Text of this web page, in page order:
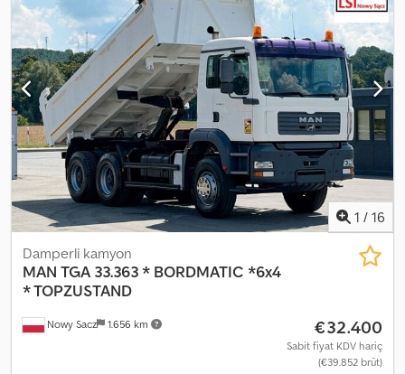
1 / 16
Nowy Sacz 1.656 km
Damperli kamyon
MAN TGA 33.363 * BORDMATIC *6x4
* TOPZUSTAND
€32.400
Sabit fiyat KDV hariç
(€39.852 brüt)